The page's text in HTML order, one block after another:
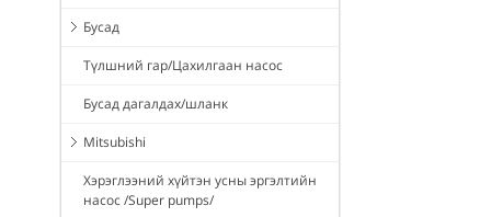
Бусад
Түлшний гар/Цахилгаан насос
Бусад дагалдах/шланк
Mitsubishi
Хэрэглээний хүйтэн усны эргэлтийн
насос /Super pumps/